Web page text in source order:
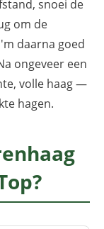
snoei de
om de
daarna goed
ongeveer een
volle haag —
hagen.